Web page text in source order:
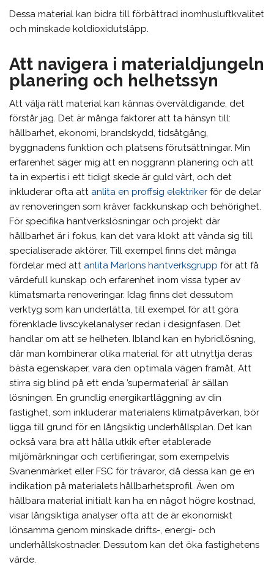
Dessa material kan bidra till förbättrad inomhusluftkvalitet
och minskade koldioxidutsläpp.
Att navigera i materialdjungeln
planering och helhetssyn
Att välja rätt material kan kännas överväldigande, det
förstår jag. Det är många faktorer att ta hänsyn till:
hållbarhet, ekonomi, brandskydd, tidsåtgång,
byggnadens funktion och platsens förutsättningar. Min
erfarenhet säger mig att en noggrann planering och att
ta in expertis i ett tidigt skede är guld värt, och det
inkluderar ofta att anlita en proffsig elektriker för de delar
av renoveringen som kräver fackkunskap och behörighet.
För specifika hantverkslösningar och projekt där
hållbarhet är i fokus, kan det vara klokt att vända sig till
specialiserade aktörer. Till exempel finns det många
fördelar med att anlita Marlons hantverksgrupp för att få
värdefull kunskap och erfarenhet inom vissa typer av
klimatsmarta renoveringar. Idag finns det dessutom
verktyg som kan underlätta, till exempel för att göra
förenklade livscykelanalyser redan i designfasen. Det
handlar om att se helheten. Ibland kan en hybridlösning,
där man kombinerar olika material för att utnyttja deras
bästa egenskaper, vara den optimala vägen framåt. Att
stirra sig blind på ett enda ’supermaterial’ är sällan
lösningen. En grundlig energikartläggning av din
fastighet, som inkluderar materialens klimatpåverkan, bör
ligga till grund för en långsiktig underhållsplan. Det kan
också vara bra att hålla utkik efter etablerade
miljömärkningar och certifieringar, som exempelvis
Svanenmärket eller FSC för trävaror, då dessa kan ge en
indikation på materialets hållbarhetsprofil. Även om
hållbara material initialt kan ha en något högre kostnad,
visar långsiktiga analyser ofta att de är ekonomiskt
lönsamma genom minskade drifts-, energi- och
underhållskostnader. Dessutom kan det öka fastighetens
värde.